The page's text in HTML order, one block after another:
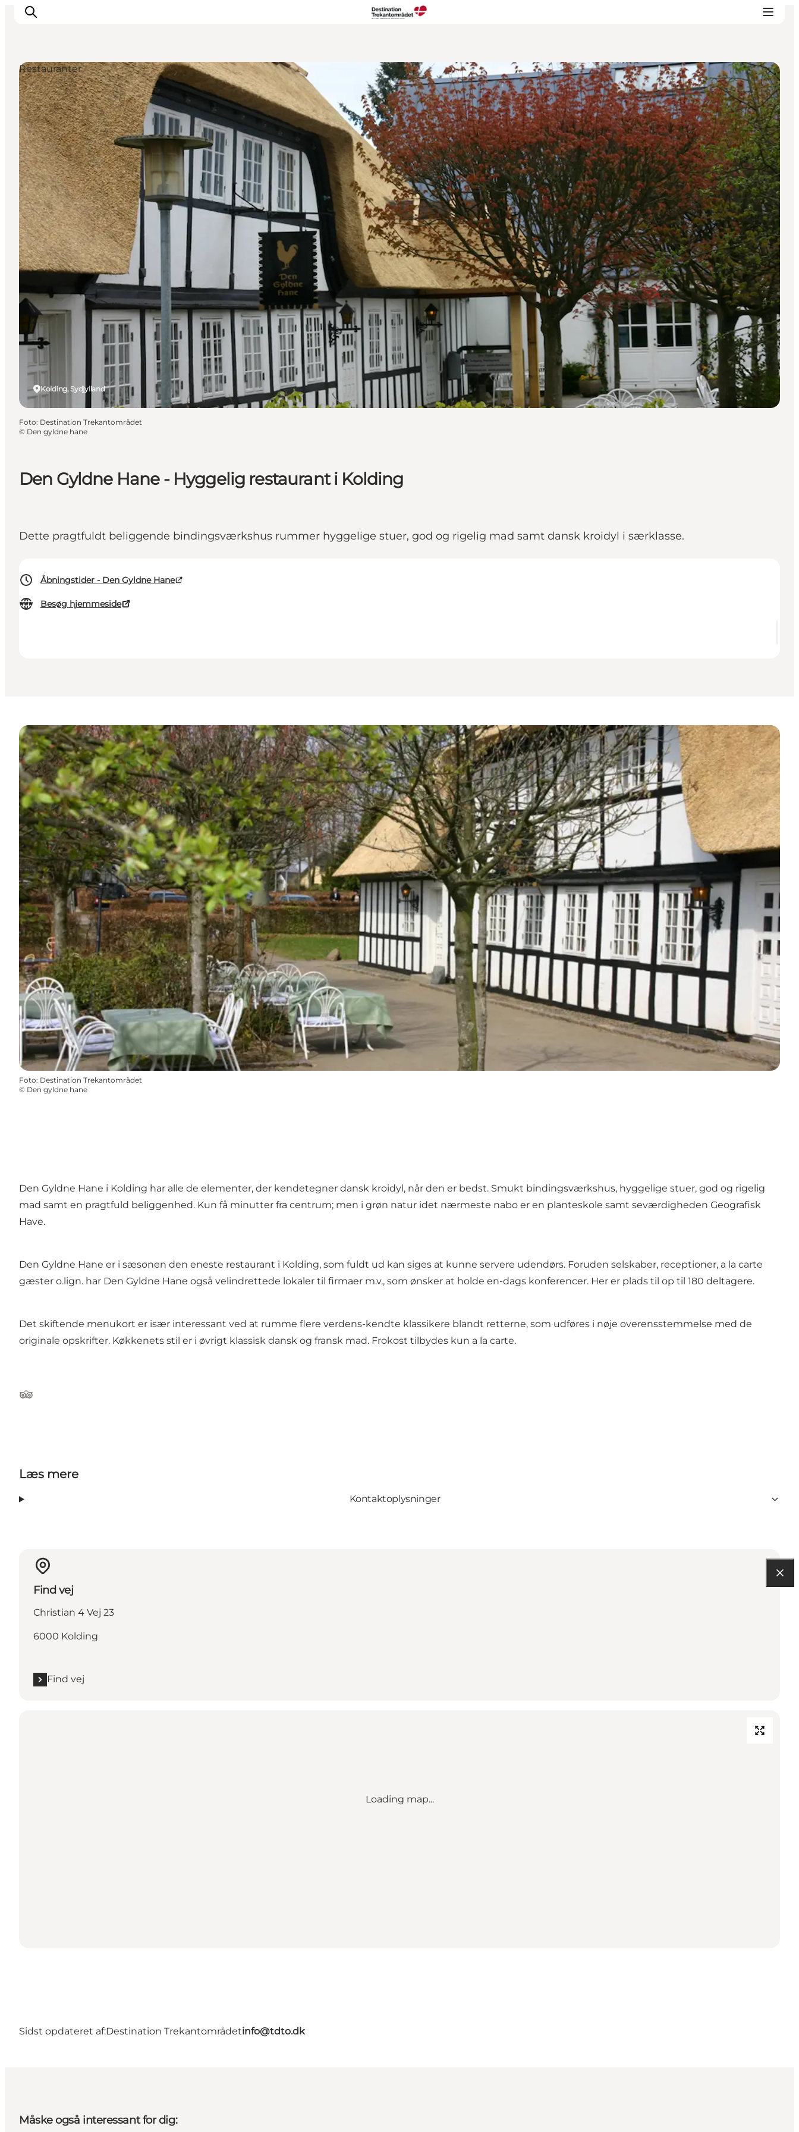
LEGOLAND® Billund Resort
Byer
Det sker
Overnatning
Planlæg din rejse
Køb
Den Gyldne Hane - Hyggelig restaurant i Kolding
Dette pragtfuldt beliggende bindingsværkshus rummer hyggelige stuer, god og rigelig mad samt dansk kroidyl i særklasse.
Åbningstider - Den Gyldne Hane
Besøg hjemmeside
Kolding, Sydjylland
Restauranter
Foto: Destination Trekantområdet
© Den gyldne hane
Foto: Destination Trekantområdet
© Den gyldne hane
Den Gyldne Hane i Kolding har alle de elementer, der kendetegner dansk kroidyl, når den er bedst. Smukt bindingsværkshus, hyggelige stuer, god og rigelig
mad samt en pragtfuld beliggenhed. Kun få minutter fra centrum; men i grøn natur idet nærmeste nabo er en planteskole samt seværdigheden Geografisk
Have.
Den Gyldne Hane er i sæsonen den eneste restaurant i Kolding, som fuldt ud kan siges at kunne servere udendørs. Foruden selskaber, receptioner, a la carte
gæster o.lign. har Den Gyldne Hane også velindrettede lokaler til firmaer m.v., som ønsker at holde en-dags konferencer. Her er plads til op til 180 deltagere.
Det skiftende menukort er især interessant ved at rumme flere verdens-kendte klassikere blandt retterne, som udføres i nøje overensstemmelse med de
originale opskrifter. Køkkenets stil er i øvrigt klassisk dansk og fransk mad. Frokost tilbydes kun a la carte.
TripAdvisor
Læs mere
Kontaktoplysninger
Find vej
Christian 4 Vej 23
6000 Kolding
Find vej
Loading map...
Sidst opdateret af:Destination Trekantområdetinfo@tdto.dk
Måske også interessant for dig: